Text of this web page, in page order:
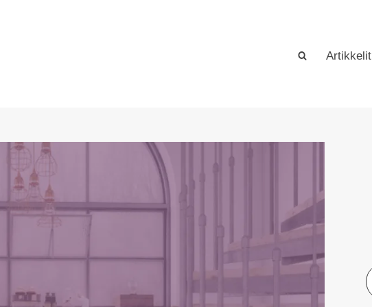
Artikkelit